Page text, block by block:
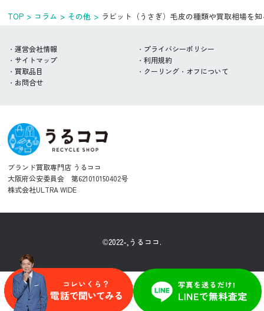
TOP コラム その他 ラビット（うさぎ）毛皮の種類や買取相場を
運営会社情報
プライバシーポリシー
サイトマップ
利用規約
買取品目
クーリング・オフについて
お問合せ
ブランド買取専門店 うるココ
大阪府公安委員会 第621010150402号
株式会社ULTRA WIDE
©2022-,うるココ.